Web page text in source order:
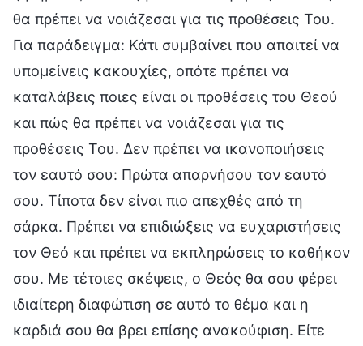
θα πρέπει να νοιάζεσαι για τις προθέσεις Του.
Για παράδειγμα: Κάτι συμβαίνει που απαιτεί να
υπομείνεις κακουχίες, οπότε πρέπει να
καταλάβεις ποιες είναι οι προθέσεις του Θεού
και πώς θα πρέπει να νοιάζεσαι για τις
προθέσεις Του. Δεν πρέπει να ικανοποιήσεις
τον εαυτό σου: Πρώτα απαρνήσου τον εαυτό
σου. Τίποτα δεν είναι πιο απεχθές από τη
σάρκα. Πρέπει να επιδιώξεις να ευχαριστήσεις
τον Θεό και πρέπει να εκπληρώσεις το καθήκον
σου. Με τέτοιες σκέψεις, ο Θεός θα σου φέρει
ιδιαίτερη διαφώτιση σε αυτό το θέμα και η
καρδιά σου θα βρει επίσης ανακούφιση. Είτε